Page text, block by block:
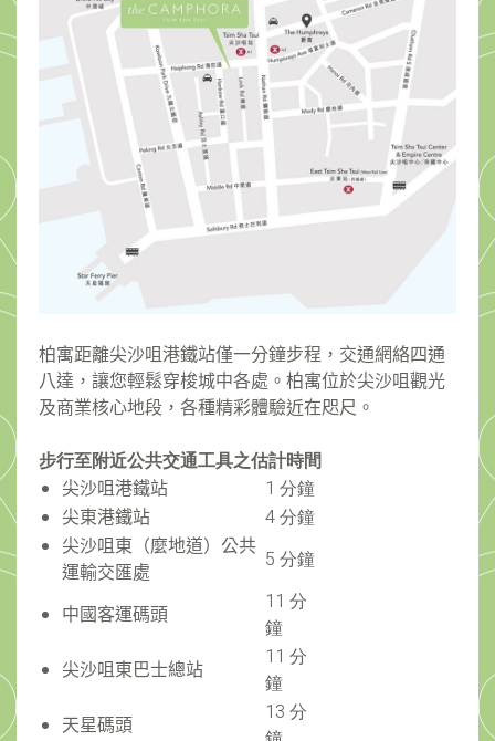
柏寓距離尖沙咀港鐵站僅一分鐘步程 ， 交通網絡四通
八達，讓您輕鬆穿梭城中各處。柏寓位於尖沙咀觀光
及商業核心地段 ， 各種精彩體驗近在咫尺 。
步行至附近公共交通工具之估計時間
尖沙咀港鐵站
1 分鐘
尖東港鐵站
4 分鐘
尖沙咀東（麼地道） 公共
運輸交匯處 5 分鐘
中國客運碼頭
11 分
鐘
尖沙咀東巴士總站
11 分
鐘
天星碼頭
13 分